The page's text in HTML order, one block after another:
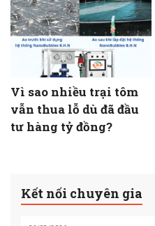
Vì sao nhiều trại tôm
vẫn thua lỗ dù đã đầu
tư hàng tỷ đồng?
Kết nối chuyên gia